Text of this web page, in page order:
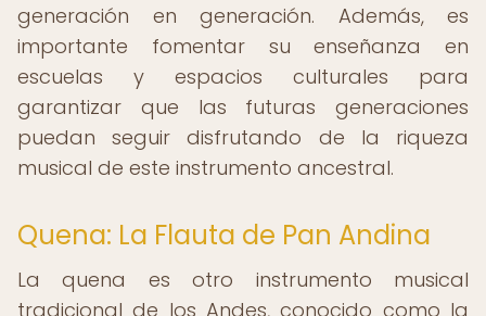
generación en generación. Además, es
importante fomentar su enseñanza en
escuelas y espacios culturales para
garantizar que las futuras generaciones
puedan seguir disfrutando de la riqueza
musical de este instrumento ancestral.
Quena: La Flauta de Pan Andina
La quena es otro instrumento musical
tradicional de los Andes, conocido como la